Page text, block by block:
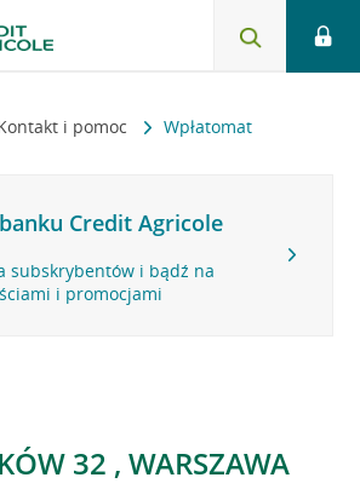
i pomoc Wpłatomat
Credit Agricole
subskrybentów i bądź na
i promocjami
32 , WARSZAWA